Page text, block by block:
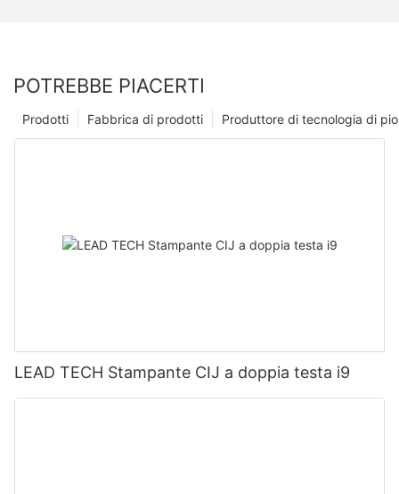
POTREBBE PIACERTI
Produttore di tecnologia di
Fabbrica di prodotti
Prodotti
LEAD TECH Stampante CIJ a doppia testa i9